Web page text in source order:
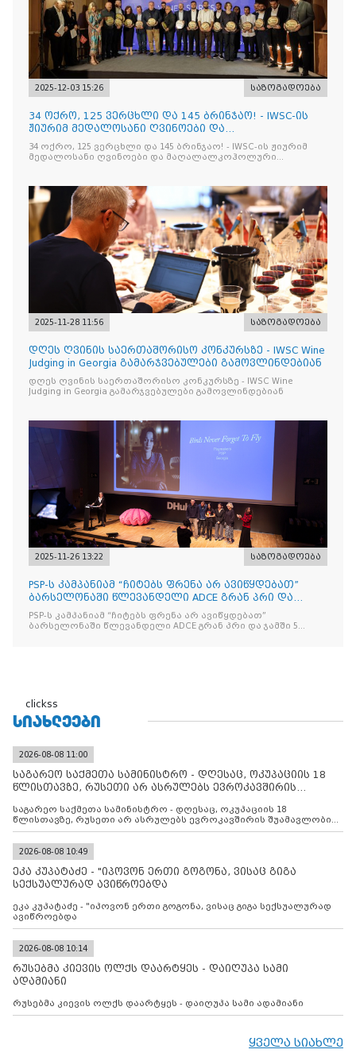
2025-12-03 15:26 საზოგადოება
34 ოქრო, 125 ვერცხლი და 145 ბრინჯაო! - IWSC-ის
ჟიურიმ მედალოსანი ღვინოები და
მაღალალკოჰოლური სასმელე
34 ოქრო, 125 ვერცხლი და 145 ბრინჯაო! - IWSC-ის ჟიურიმ
მედალოსანი ღვინოები და მაღალალკოჰოლური
2025-11-28 11:56 საზოგადოება
დღეს ღვინის საერთაშორისო კონკურსზე - IWSC Wine
Judging in Georgia გამარჯვებულები გამოვლინდებიან
დღეს ღვინის საერთაშორისო კონკურსზე - IWSC Wine
Judging in Georgia გამარჯვებულები გამოვლინდებიან
2025-11-26 13:22 საზოგადოება
PSP-ს კამპანიამ “ჩიტებს ფრენა არ ავიწყდებათ”
ბარსელონაში წლევანდელი ADCE გრან პრი და
ჯამში 5 ჯილდო მ
PSP-ს კამპანიამ “ჩიტებს ფრენა არ ავიწყდებათ”
ბარსელონაში წლევანდელი ADCE გრან პრი და ჯამში 5
clickss
ᲡᲘᲐᲮᲚᲔᲔᲑᲘ
2026-08-08 11:00
საგარეო საქმეთა სამინისტრო - დღესაც, ოკუპაციის 18
წლისთავზე, რუსეთი არ ასრულებს ევროკავშირის
საგარეო საქმეთა სამინისტრო - დღესაც, ოკუპაციის 18
წლისთავზე, რუსეთი არ ასრულებს ევროკავშირის შუამავლობით
დადებულ 2008 წლის 12 აგვისტოს ცეცხლის შეწყვეტის
კონტროლს ოკუპირებულ რეგიონებში, აგრძელებს მათი
მილიტარიზაციის პროცესს და აქტიურად დგამს ნაბიჯებს მათი
ფაქტობრივი ანექსიისკენ
2026-08-08 10:49
ეკა კუპატაძე - "იპოვონ ერთი გოგონა, ვისაც გიგა
სექსუალურად ავიწროებდა
ეკა კუპატაძე - "იპოვონ ერთი გოგონა, ვისაც გიგა სექსუალურად
ავიწროებდა
2026-08-08 10:14
რუსებმა კიევის ოლქს დაარტყეს - დაიღუპა სამი
ადამიანი
რუსებმა კიევის ოლქს დაარტყეს - დაიღუპა სამი ადამიანი
ყველა სიახლე